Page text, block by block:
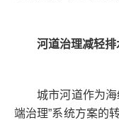
河道治理减轻排
城市河道作为海
端治理”系统方案的